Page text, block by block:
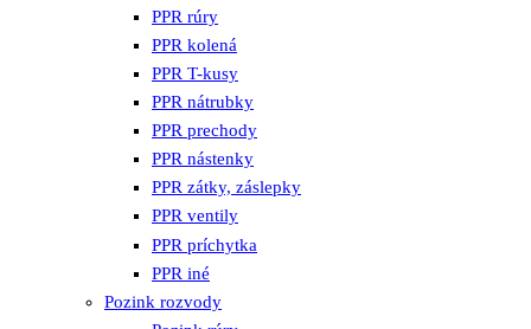
PPR rúry
PPR kolená
PPR T-kusy
PPR nátrubky
PPR prechody
PPR nástenky
PPR zátky, záslepky
PPR ventily
PPR príchytka
PPR iné
Pozink rozvody